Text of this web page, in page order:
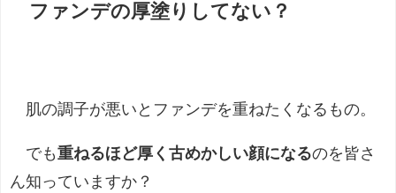
ファンデの厚塗りしてない？
肌の調子が悪いとファンデを重ねたくなるもの。
でも重ねるほど厚く古めかしい顔になるのを皆さ
ん知っていますか？